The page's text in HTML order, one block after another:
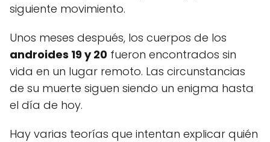
siguiente movimiento.
Unos meses después, los cuerpos de los
androides 19 y 20 fueron encontrados sin
vida en un lugar remoto. Las circunstancias
de su muerte siguen siendo un enigma hasta
el día de hoy.
Hay varias teorías que intentan explicar quién